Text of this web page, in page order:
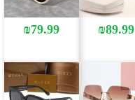
₪89.99
₪79.99